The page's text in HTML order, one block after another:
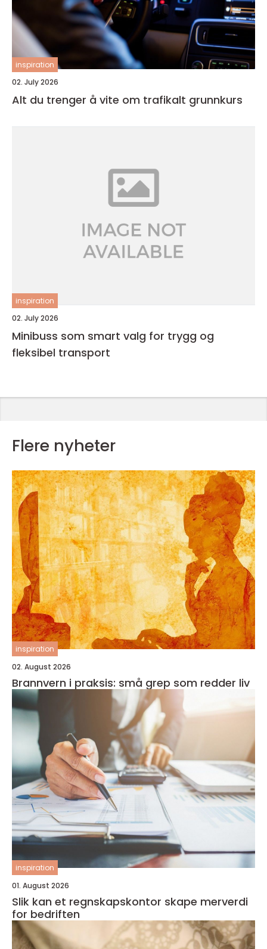
inspiration
02. July 2026
Alt du trenger å vite om trafikalt grunnkurs
inspiration
02. July 2026
Minibuss som smart valg for trygg og
fleksibel transport
Flere nyheter
inspiration
02. August 2026
Brannvern i praksis: små grep som redder liv
inspiration
01. August 2026
Slik kan et regnskapskontor skape merverdi
for bedriften